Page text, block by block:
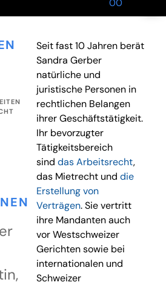
00
Seit fast 10 Jahren berät
Sandra Gerber
natürliche und
juristische Personen in
rechtlichen Belangen
ihrer Geschäftstätigkeit.
Ihr bevorzugter
Tätigkeitsbereich
sind das Arbeitsrecht,
das Mietrecht und die
Erstellung von
Verträgen. Sie vertritt
ihre Mandanten auch
vor Westschweizer
Gerichten sowie bei
internationalen und
Schweizer